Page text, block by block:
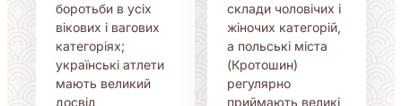
боротьби в усіх
вікових і вагових
категоріях;
українські атлети
мають великий
досвід
склади чоловічих і
жіночих категорій,
а польські міста
(Кротошин)
регулярно
приймають великі